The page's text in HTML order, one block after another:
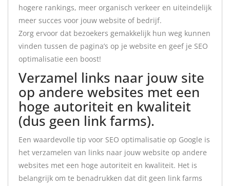
hogere rankings, meer organisch verkeer en uiteindelijk
meer succes voor jouw website of bedrijf.
Zorg ervoor dat bezoekers gemakkelijk hun weg kunnen
vinden tussen de pagina’s op je website en geef je SEO
optimalisatie een boost!
Verzamel links naar jouw site
op andere websites met een
hoge autoriteit en kwaliteit
(dus geen link farms).
Een waardevolle tip voor SEO optimalisatie op Google is
het verzamelen van links naar jouw website op andere
websites met een hoge autoriteit en kwaliteit. Het is
belangrijk om te benadrukken dat dit geen link farms